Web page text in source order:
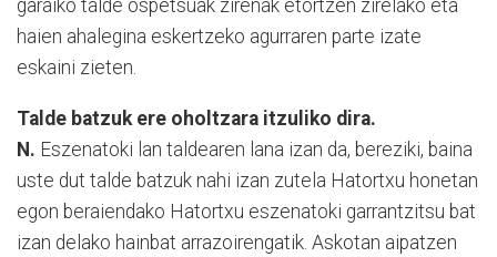
garaiko talde ospetsuak zirenak etortzen zirelako eta
haien ahalegina eskertzeko agurraren parte izate
eskaini zieten.
Talde batzuk ere oholtzara itzuliko dira.
N. Eszenatoki lan taldearen lana izan da, bereziki, baina
uste dut talde batzuk nahi izan zutela Hatortxu honetan
egon beraiendako Hatortxu eszenatoki garrantzitsu bat
izan delako hainbat arrazoirengatik. Askotan aipatzen